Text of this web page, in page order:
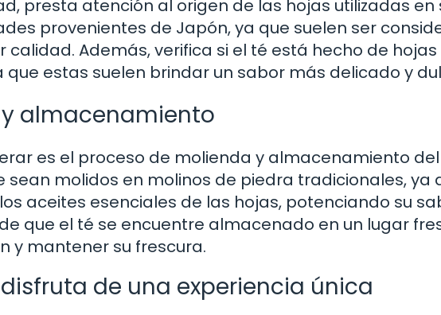
presta atención al origen de las hojas utilizadas en
provenientes de Japón, ya que suelen ser
Además, verifica si el té está hecho de
estas suelen brindar un sabor más delicado y
almacenamiento
es el proceso de molienda y almacenamiento
molidos en molinos de piedra tradicionales, ya
aceites esenciales de las hojas, potenciando su
que el té se encuentre almacenado en un lugar
y mantener su frescura.
de una experiencia única